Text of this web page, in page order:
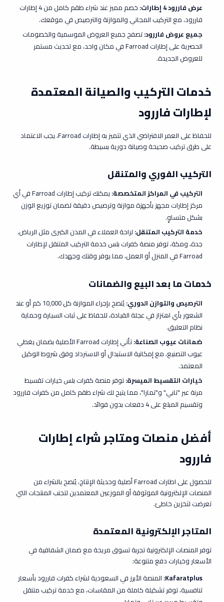
عرض فاررود 4 إطارات
:
خصم مميز عند شراء طقم كامل من 4 إطارات
فاررود، مع التركيب المجاني والموازنة والترصيص في موقعك.
جميع عروض فاررود:تصفح جميع العروض الموسمية والخصومات
الحصرية على إطارات Farroad في مكان واحد، مع تحديث مستمر
للعروض الجديدة.
خدمات التركيب والصيانة المعتمدة
لإطارات فاررود
للحفاظ على العمر الافتراضي الذي تتميز به إطارات Farroad، يجب الاعتماد
على طرق تركيب صحيحة وصيانة دورية بسيطة.
التركيب الفوري والمتنقل
التركيب في المراكز المتخصصة:
يمكنك تركيب إطارات Farroad في أي
مركز إطارات مجهز بأجهزة موازنة وترصيص دقيقة لضمان توزيع الوزن
بشكل متساوٍ.
خدمة التركيب المتنقل: لراحة العملاء في المدن الكبرى مثل الرياض،
جدة، ومكة، توفر منصة كفرات بلس خدمة التركيب المتنقل لإطارات
Farroad في المنزل أو العمل، مما يوفر وقتك وجهدك.
خدمات ما بعد البيع والضمانات
الترصيص والتوازن الدوري:
يُنصح بإجراء الموازنة كل 10,000 كم أو عند
الشعور بأي اهتزاز في عجلة القيادة، للحفاظ على ثبات السيارة وحماية
نظام التعليق.
ضمانات عيوب الصناعة:
تأتي إطارات Farroad الأصلية بضمان يغطي
عيوب التصنيع، مع إمكانية الاستبدال أو الاسترداد وفق شروط الوكيل
المعتمد.
خيارات التقسيط الميسرة:توفر منصة كفرات بلس خيارات تقسيط
مرنة عبر "تابي" و"تمارا"، مما يتيح لك شراء طقم كامل من كفرات فاررود
وتقسيم المبلغ على 4 دفعات بدون فوائد.
أفضل منصات ومتاجر شراء إطارات
فاررود
للحصول على اطارات Farroad أصلية وحديثة الإنتاج، يُنصح بالشراء من
المنصات الإلكترونية الموثوقة أو الموزعين المعتمدين لتجنب المنتجات التي
تعرضت لتخزين خاطئ.
المتاجر الإلكترونية المعتمدة
توفر المنصات الإلكترونية تجربة تسوق مريحة مع ضمان الشفافية في
الأسعار وخيارات دفع متنوعة:
Kafaratplus
: المنصة الأبرز في السعودية لشراء كفرات فاررود بأسعار
تنافسية، توفر تشكيلة كاملة من المقاسات، مع خدمة تركيب متنقل